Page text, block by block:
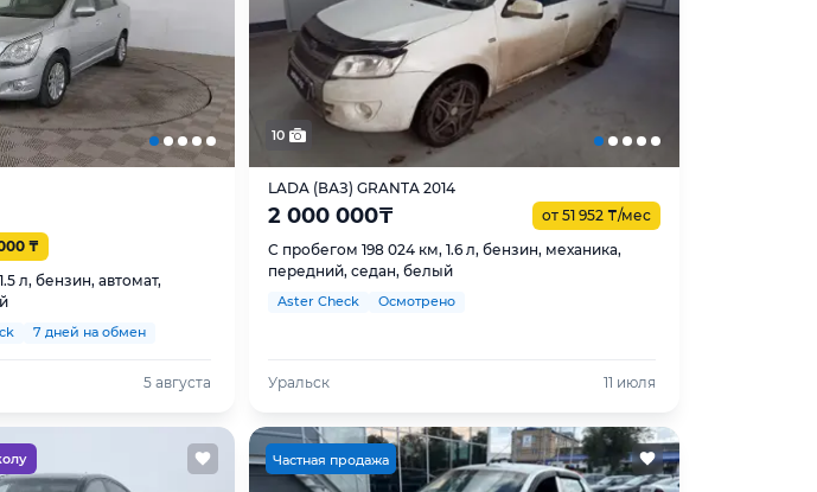
₸
л, бензин, автомат,
7 дней на обмен
5 августа
10
LADA (ВАЗ) GRANTA 2014
2 000 000₸ от 51 952 ₸/мес
С пробегом 198 024 км, 1.6 л, бензин, механика,
передний, седан, белый
Aster Check Осмотрено
Уральск 11 июля
Частная продажа